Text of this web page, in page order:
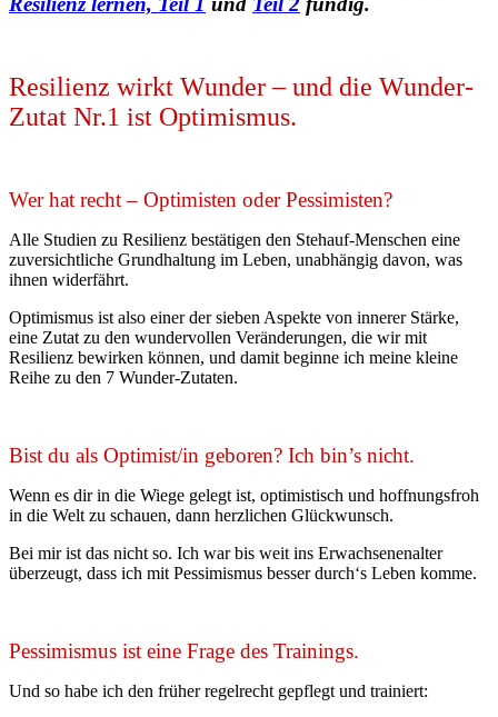
Resilienz wirkt Wunder – und die Wunder-
Zutat Nr.1 ist Optimismus.
Wer hat recht – Optimisten oder Pessimisten?
Alle Studien zu Resilienz bestätigen den Stehauf-Menschen eine
zuversichtliche Grundhaltung im Leben, unabhängig davon, was
ihnen widerfährt.
Optimismus ist also einer der sieben Aspekte von innerer Stärke,
eine Zutat zu den wundervollen Veränderungen, die wir mit
Resilienz bewirken können, und damit beginne ich meine kleine
Reihe zu den 7 Wunder-Zutaten.
Bist du als Optimist/in geboren? Ich bin’s nicht.
Wenn es dir in die Wiege gelegt ist, optimistisch und hoffnungsfroh
in die Welt zu schauen, dann herzlichen Glückwunsch.
Bei mir ist das nicht so. Ich war bis weit ins Erwachsenenalter
überzeugt, dass ich mit Pessimismus besser durch‘s Leben komme.
Pessimismus ist eine Frage des Trainings.
Und so habe ich den früher regelrecht gepflegt und trainiert: